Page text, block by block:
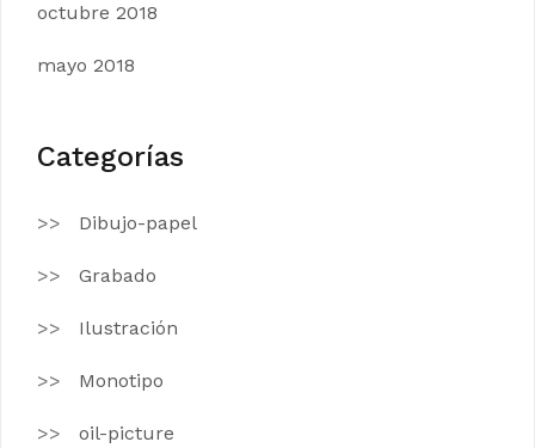
octubre 2018
mayo 2018
Categorías
Dibujo-papel
Grabado
Ilustración
Monotipo
oil-picture